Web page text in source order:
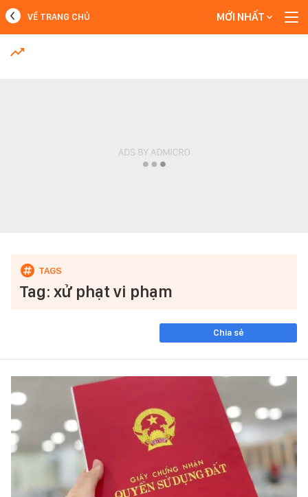
MỚI NHẤT
VỀ TRANG CHỦ MỚI NHẤT
Tag: xử phạt vi phạm
Chia sẻ